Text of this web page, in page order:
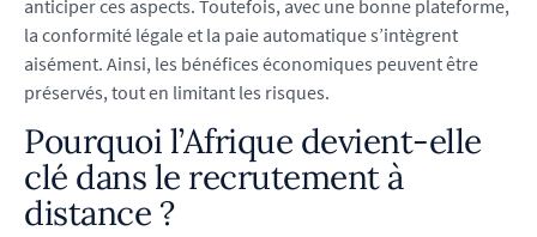
anticiper ces aspects. Toutefois, avec une bonne plateforme,
la conformité légale et la paie automatique s’intègrent
aisément. Ainsi, les bénéfices économiques peuvent être
préservés, tout en limitant les risques.
Pourquoi l’Afrique devient-elle
clé dans le recrutement à
distance ?